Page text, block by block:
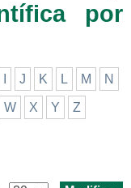
por
J K L M N
W X Y Z